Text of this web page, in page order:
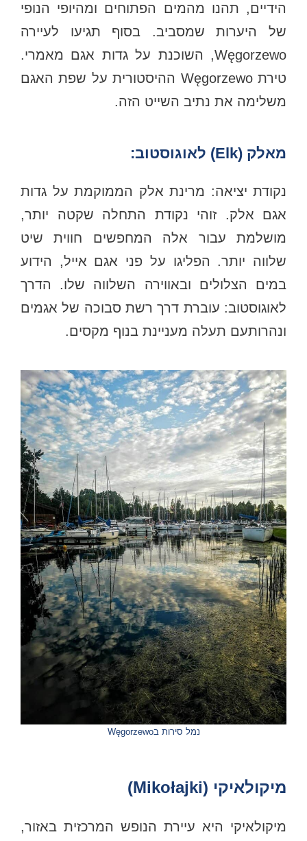
הידיים, תהנו מהמים הפתוחים ומהיופי הנופי
של היערות שמסביב. בסוף תגיעו לעיירה
Węgorzewo, השוכנת על גדות אגם מאמרי.
טירת Węgorzewo ההיסטורית על שפת האגם
משלימה את נתיב השייט הזה.
מאלק (Elk) לאוגוסטוב:
נקודת יציאה: מרינת אלק הממוקמת על גדות
אגם אלק. זוהי נקודת התחלה שקטה יותר,
מושלמת עבור אלה המחפשים חווית שיט
שלווה יותר. הפליגו על פני אגם אייל, הידוע
במים הצלולים ובאווירה השלווה שלו. הדרך
לאוגוסטוב: עוברת דרך רשת סבוכה של אגמים
ונהרותעם תעלה מעניינת בנוף מקסים.
נמל סירות בWęgorzewo
מיקולאיקי (Mikołajki)
מיקולאיקי היא עיירת הנופש המרכזית באזור,